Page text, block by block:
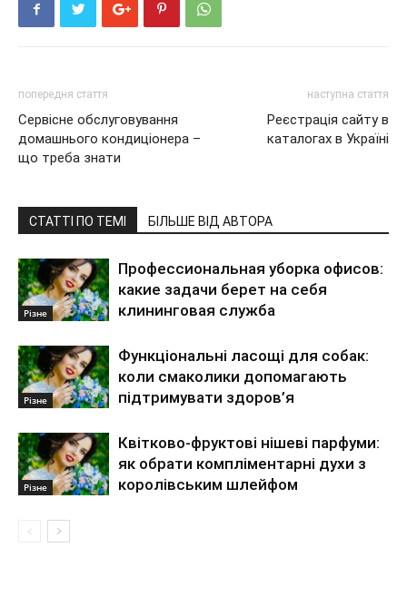
попередня стаття
Сервісне обслуговування
домашнього кондиціонера –
що треба знати
наступна стаття
Реєстрація сайту в
каталогах в Україні
СТАТТІ ПО ТЕМІ БІЛЬШЕ ВІД АВТОРА
Різне
Профессиональная уборка офисов:
какие задачи берет на себя
клининговая служба
Різне
Функціональні ласощі для собак:
коли смаколики допомагають
підтримувати здоров’я
Різне
Квітково-фруктові нішеві парфуми:
як обрати компліментарні духи з
королівським шлейфом